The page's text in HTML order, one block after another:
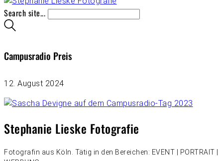
Search site...
Campusradio Preis
12. August 2024
Stephanie Lieske Fotografie
Fotografin aus Köln. Tätig in den Bereichen: EVENT | PORTRAIT |